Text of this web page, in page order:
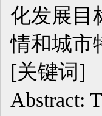
化发展目
情和城市
[关键词]
Abstract: